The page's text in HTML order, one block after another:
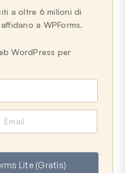
a oltre 6 milioni di
a WPForms.
WordPress per
Lite (Gratis)